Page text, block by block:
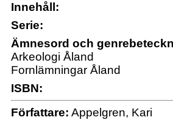
Innehåll:
Serie:
Ämnesord och
Arkeologi Åland
Fornlämningar Åland
ISBN:
Författare: Appelgren, Kari